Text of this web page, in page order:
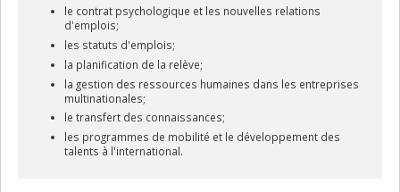
le contrat psychologique et les nouvelles relations
d'emplois;
les statuts d'emplois;
la planification de la relève;
la gestion des ressources humaines dans les entreprises
multinationales;
le transfert des connaissances;
les programmes de mobilité et le développement des
talents à l'international.